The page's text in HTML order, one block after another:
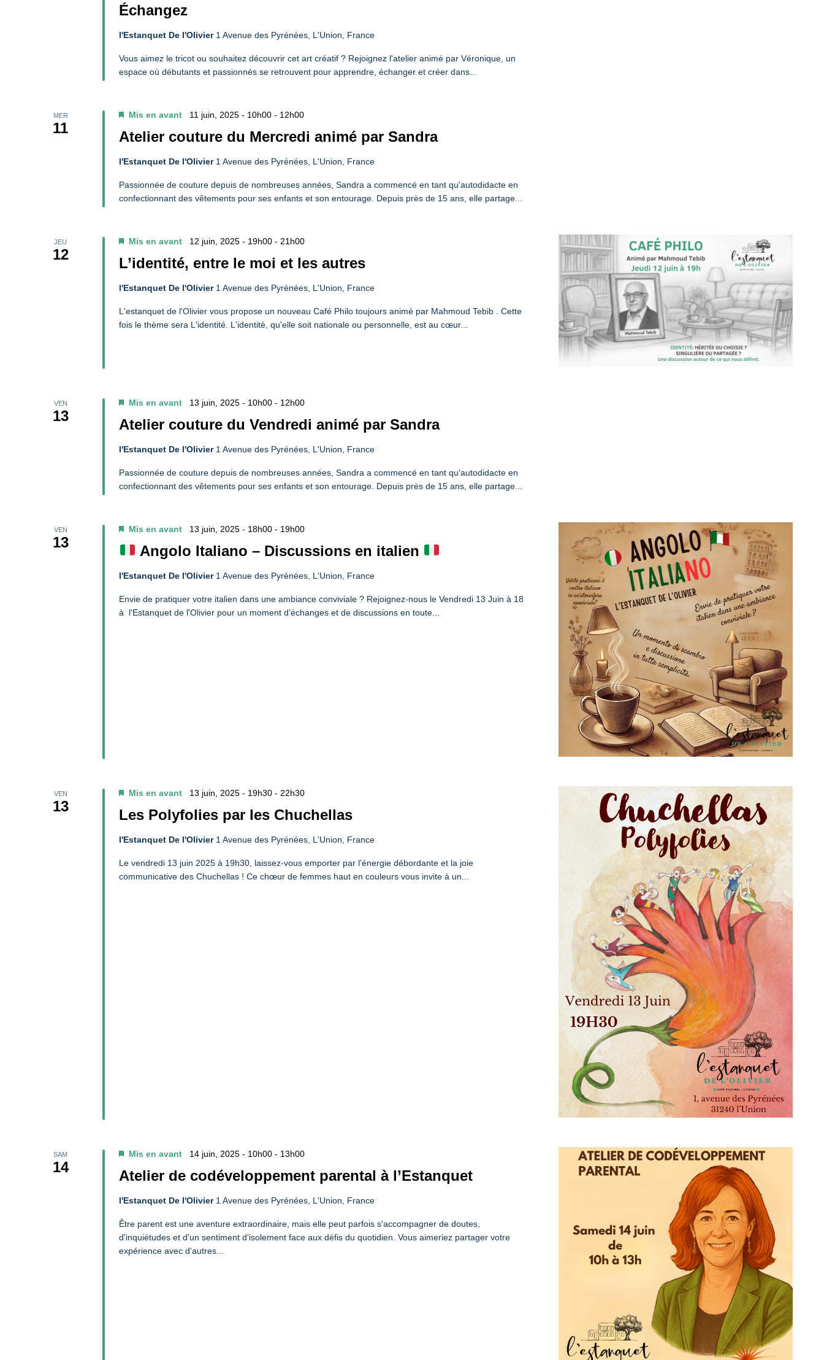
Échangez
l'Estanquet De l'Olivier 1 Avenue des Pyrénées, L'Union, France
Vous aimez le tricot ou souhaitez découvrir cet art créatif ? Rejoignez l'atelier animé par Véronique, un
espace où débutants et passionnés se retrouvent pour apprendre, échanger et créer dans...
MER
11
Atelier couture du Mercredi animé par Sandra
Mis en avant 11 juin, 2025 - 10h00 - 12h00
l'Estanquet De l'Olivier 1 Avenue des Pyrénées, L'Union, France
Passionnée de couture depuis de nombreuses années, Sandra a commencé en tant qu'autodidacte en
confectionnant des vêtements pour ses enfants et son entourage. Depuis près de 15 ans, elle partage...
JEU
12
L’identité, entre le moi et les autres
Mis en avant 12 juin, 2025 - 19h00 - 21h00
l'Estanquet De l'Olivier 1 Avenue des Pyrénées, L'Union, France
L'estanquet de l'Olivier vous propose un nouveau Café Philo toujours animé par Mahmoud Tebib . Cette
fois le thème sera L'identité. L'identité, qu'elle soit nationale ou personnelle, est au cœur...
VEN
13
Atelier couture du Vendredi animé par Sandra
Mis en avant 13 juin, 2025 - 10h00 - 12h00
l'Estanquet De l'Olivier 1 Avenue des Pyrénées, L'Union, France
Passionnée de couture depuis de nombreuses années, Sandra a commencé en tant qu'autodidacte en
confectionnant des vêtements pour ses enfants et son entourage. Depuis près de 15 ans, elle partage...
VEN
13
Angolo Italiano – Discussions en italien
Mis en avant 13 juin, 2025 - 18h00 - 19h00
l'Estanquet De l'Olivier 1 Avenue des Pyrénées, L'Union, France
Envie de pratiquer votre italien dans une ambiance conviviale ? Rejoignez-nous le Vendredi 13 Juin à 18
à l'Estanquet de l'Olivier pour un moment d’échanges et de discussions en toute...
VEN
13
Les Polyfolies par les Chuchellas
Mis en avant 13 juin, 2025 - 19h30 - 22h30
l'Estanquet De l'Olivier 1 Avenue des Pyrénées, L'Union, France
Le vendredi 13 juin 2025 à 19h30, laissez-vous emporter par l’énergie débordante et la joie
communicative des Chuchellas ! Ce chœur de femmes haut en couleurs vous invite à un...
SAM
14
Atelier de codéveloppement parental à l’Estanquet
Mis en avant 14 juin, 2025 - 10h00 - 13h00
l'Estanquet De l'Olivier 1 Avenue des Pyrénées, L'Union, France
Être parent est une aventure extraordinaire, mais elle peut parfois s'accompagner de doutes,
d'inquiétudes et d'un sentiment d'isolement face aux défis du quotidien. Vous aimeriez partager votre
expérience avec d'autres...